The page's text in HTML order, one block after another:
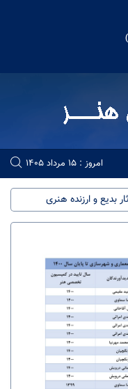
امروز : 15 مرداد 1405
بدیع و ارزنده هنری